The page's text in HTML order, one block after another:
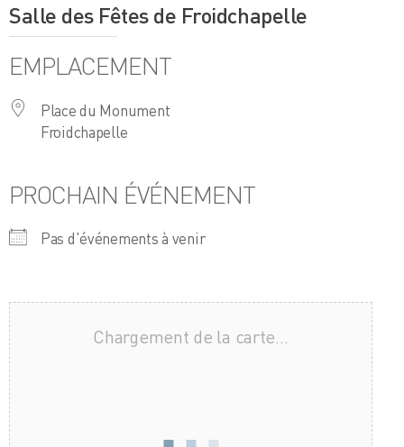
Salle des Fêtes de Froidchapelle
EMPLACEMENT
Place du Monument
Froidchapelle
PROCHAIN ÉVÉNEMENT
Pas d'événements à venir
Chargement de la carte…